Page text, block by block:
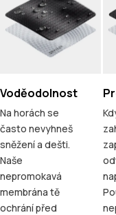
Voděodolnost
Na horách se
často nevyhneš
sněžení a dešti.
Naše
nepromokavá
membrána tě
ochrání před